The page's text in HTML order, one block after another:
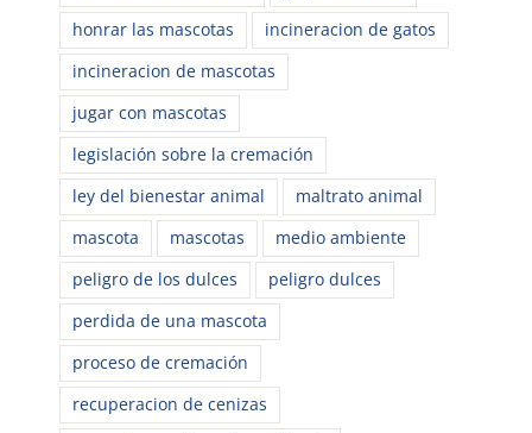
honrar las mascotas
incineracion de gatos
incineracion de mascotas
jugar con mascotas
legislación sobre la cremación
ley del bienestar animal
maltrato animal
mascota
mascotas
medio ambiente
peligro de los dulces
peligro dulces
perdida de una mascota
proceso de cremación
recuperacion de cenizas